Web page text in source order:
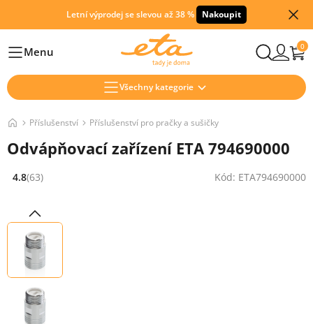
Letní výprodej se slevou až 38 % Nakoupit
HlavníMenu 0
Všechny kategorie
Příslušenství Příslušenství pro pračky a sušičky
Odvápňovací zařízení ETA 794690000
Hodnocení: 4.8 z 5 (63 recenzí)
4.8(63) Kód: ETA794690000